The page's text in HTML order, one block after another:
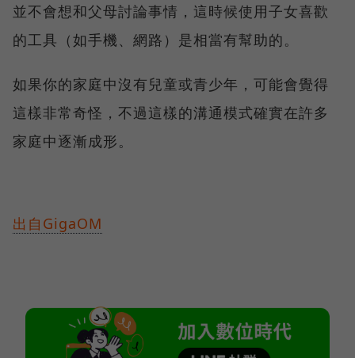
並不會想和父母討論事情，這時候使用子女喜歡
的工具（如手機、網路）是相當有幫助的。
如果你的家庭中沒有兒童或青少年，可能會覺得
這樣非常奇怪，不過這樣的溝通模式確實在許多
家庭中逐漸成形。
出自GigaOM